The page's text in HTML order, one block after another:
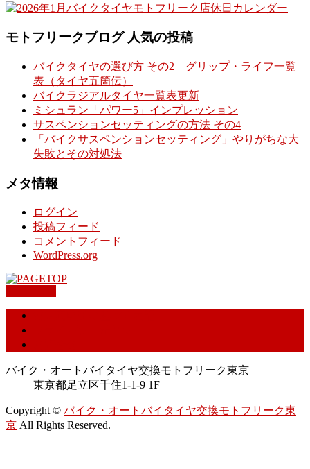
モトフリークブログ 人気の投稿
バイクタイヤの選び方 その2 グリップ・ライフ一覧
表（タイヤ五箇伝）
バイクラジアルタイヤ一覧表更新
ミシュラン「パワー5」インプレッション
サスペンションセッティングの方法 その4
「バイクサスペンションセッティング」やりがちな大
失敗とその対処法
メタ情報
ログイン
投稿フィード
コメントフィード
WordPress.org
バイク・オートバイタイヤ交換モトフリーク東京
東京都足立区千住1-1-9 1F
Copyright © バイク・オートバイタイヤ交換モトフリーク東
京 All Rights Reserved.